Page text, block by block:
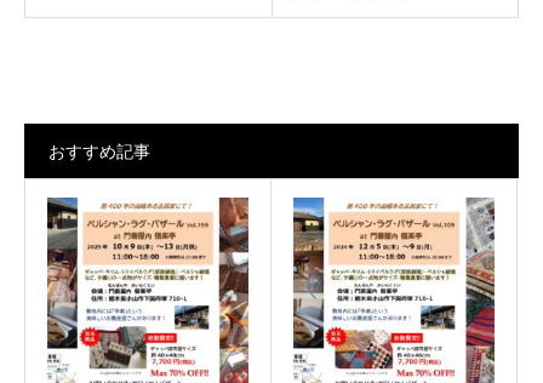
おすすめ記事